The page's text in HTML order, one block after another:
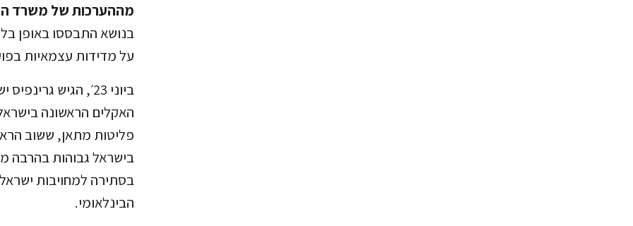
מההערכות של משרד
בנושא התבססו באופן
על מדידות עצמאיות
ביוני 23׳, הגיש
האקלים הראשונה
פליטות מתאן, ששוב
בישראל גבוהות בהרבה
בסתירה למחויבות
הבינלאומי.